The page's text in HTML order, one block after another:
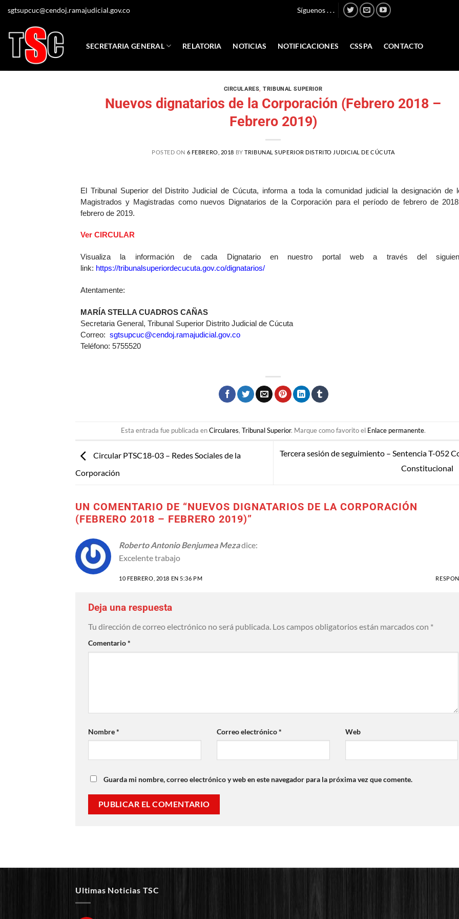
sgtsupcuc@cendoj.ramajudicial.gov.co Síguenos . . .
SECRETARIA GENERAL RELATORIA NOTICIAS NOTIFICACIONES CSSPA CONTACTO
CIRCULARES,TRIBUNAL SUPERIOR
Nuevos dignatarios de la Corporación (Febrero 2018 –
Febrero 2019)
POSTED ON 6 FEBRERO, 2018 BYTRIBUNAL SUPERIOR DISTRITO JUDICIAL DE CÚCUTA
El Tribunal Superior del Distrito Judicial de Cúcuta, informa a toda la comunidad judicial la designación de
Magistrados y Magistradas como nuevos Dignatarios de la Corporación para el período de febrero de
febrero de 2019.
Ver CIRCULAR
Visualiza la información de cada Dignatario en nuestro portal web a través del
link: https://tribunalsuperiordecucuta.gov.co/dignatarios/
Atentamente:
MARÍA STELLA CUADROS CAÑAS
Secretaria General, Tribunal Superior Distrito Judicial de Cúcuta
Correo: sgtsupcuc@cendoj.ramajudicial.gov.co
Teléfono: 5755520
Esta entrada fue publicada enCirculares, Tribunal Superior. Marque como favorito el Enlace permanente.
Circular PTSC18-03 – Redes Sociales de la
Corporación
Tercera sesión de seguimiento – Sentencia T-052
Constitucional
UN COMENTARIO DE “NUEVOS DIGNATARIOS DE LA CORPORACIÓN
(FEBRERO 2018 – FEBRERO 2019)”
Roberto Antonio Benjumea Mezadice:
Excelente trabajo
10 FEBRERO, 2018 EN 5:36 PM
Deja una respuesta
Tu dirección de correo electrónico no será publicada. Los campos obligatorios están marcados con *
Comentario*
Nombre* Correo electrónico* Web
Guarda mi nombre, correo electrónico y web en este navegador para la próxima vez que comente.
Ultimas Noticias TSC